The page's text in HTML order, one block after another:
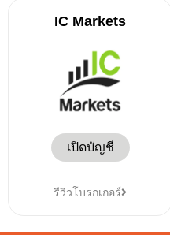
IC Markets
เปิดบัญชี
รีวิวโบรกเกอร์